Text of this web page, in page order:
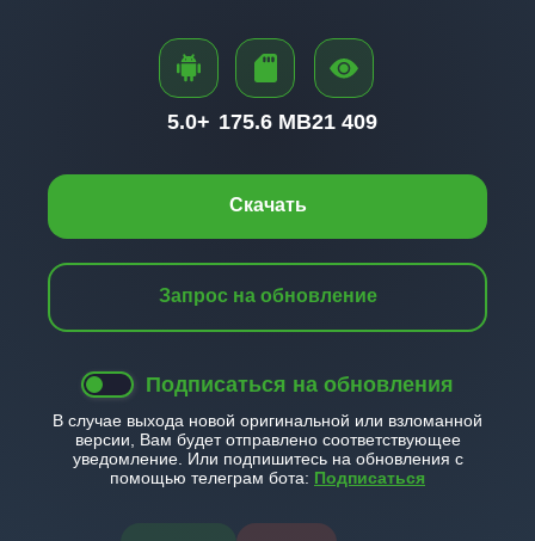
Скачать
Запрос на обновление
Подписаться на обновления
В случае выхода новой оригинальной или взломанной
версии, Вам будет отправлено соответствующее
уведомление. Или подпишитесь на обновления с
помощью телеграм бота: Подписаться
5.0+ 175.6 MB21 409